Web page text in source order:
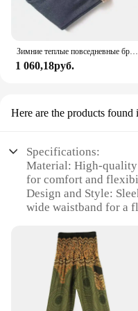
1 060,18руб.
Here are the products found
Specifications:
Material: High-quality
for comfort and
Design and Style:
wide waistband for a
everyday wear
Typical Adaptive
activities from
Shape or Size or
multiple sizes to fit a
Performance and